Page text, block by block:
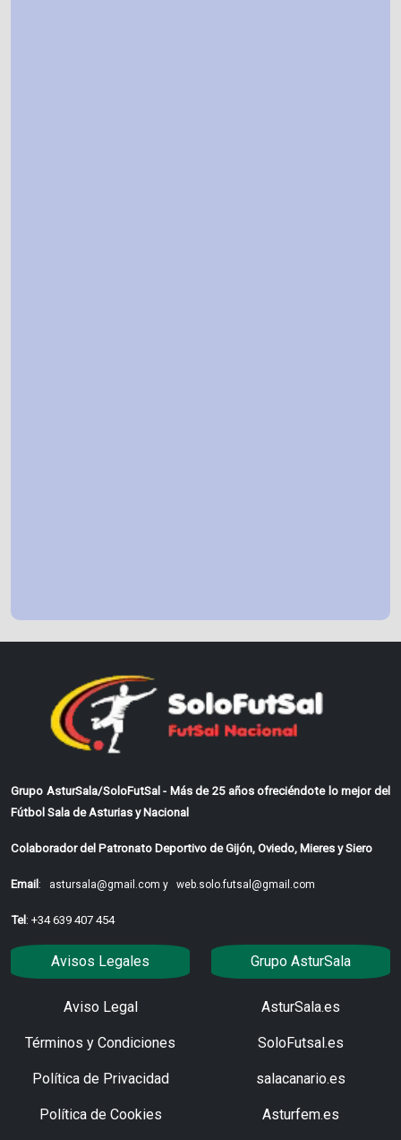
Grupo AsturSala/SoloFutSal - Más de 25 años ofreciéndote lo mejor del
Fútbol Sala de Asturias y Nacional
Colaborador del Patronato Deportivo de Gijón, Oviedo, Mieres y Siero
Email: astursala@gmail.com y web.solo.futsal@gmail.com
Tel: +34 639 407 454
Avisos Legales
Aviso Legal
Términos y Condiciones
Política de Privacidad
Política de Cookies
Grupo AsturSala
AsturSala.es
SoloFutsal.es
salacanario.es
Asturfem.es